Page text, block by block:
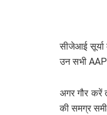
सीजेआई सूर्या
उन सभी AAP
अगर गौर करें
की समग्र